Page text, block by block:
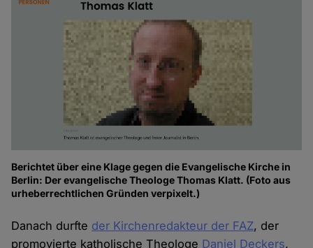
Berichtet über eine Klage gegen die Evangelische Kirche in
Berlin: Der evangelische Theologe Thomas Klatt. (Foto aus
urheberrechtlichen Gründen verpixelt.)
Danach durfte der Kirchenredakteur der FAZ, der
promovierte katholische Theologe Daniel Deckers,